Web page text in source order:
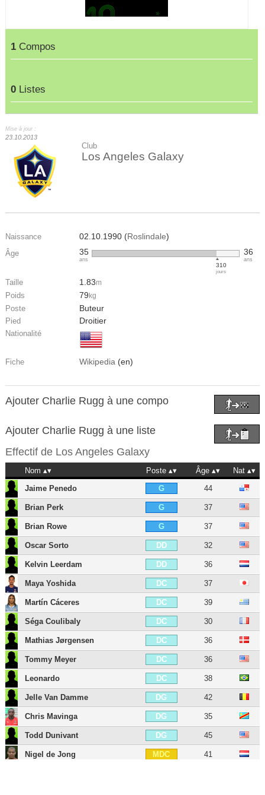
1 Compos
0 Listes
Mise à jour :
23.10.2013
Club
Los Angeles Galaxy
Naissance 02.10.1990 (Roslindale)
Âge 35
ans
310
jours
36
ans
Taille 1.83m
Poids 79 kg
Poste Buteur
Pied Droitier
Nationalité
Fiche Wikipedia (en)
Ajouter Charlie Rugg à une compo
Ajouter Charlie Rugg à une liste
Effectif de Los Angeles Galaxy
Nom Poste Âge
Nat
Jaime Penedo
G 44
Brian Perk G 37
Brian Rowe G 37
Oscar Sorto DD 32
Kelvin Leerdam DD 36
Maya Yoshida DC 37
Martín Cáceres DC 39
Séga Coulibaly DC 30
Mathias Jørgensen DC 36
Tommy Meyer DC 36
Leonardo DC 38
Jelle Van Damme DG 42
Chris Mavinga DG 35
Todd Dunivant DG 45
Nigel de Jong MDC 41